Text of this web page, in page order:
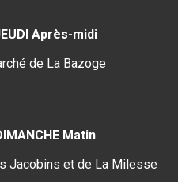
Après-midi
de La Bazoge
Matin
Jacobins et de La Milesse